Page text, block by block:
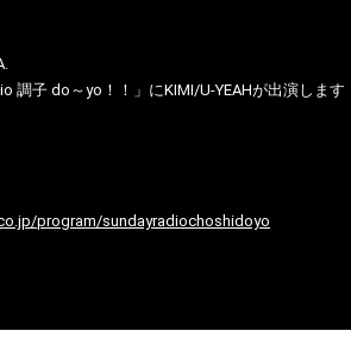
調子 do～yo！！」にKIMI/U-YEAHが出演します
program/sundayradiochoshidoyo